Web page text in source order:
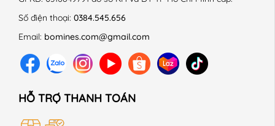
Số điện thoại: 0384.545.656
Email: bomines.com@gmail.com
HỖ TRỢ THANH TOÁN